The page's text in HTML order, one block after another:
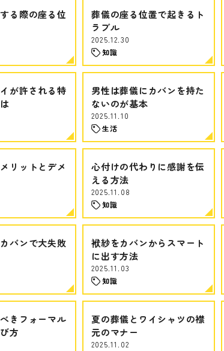
る際の座る位
葬儀の座る位置で起きるト
ラブル
2025.12.30
知識
が許される特
男性は葬儀にカバンを持た
ないのが基本
2025.11.10
生活
リットとデメ
心付けの代わりに感謝を伝
える方法
2025.11.08
知識
バンで大失敗
袱紗をカバンからスマート
に出す方法
2025.11.03
知識
きフォーマル
方
夏の葬儀とワイシャツの襟
元のマナー
2025.11.02